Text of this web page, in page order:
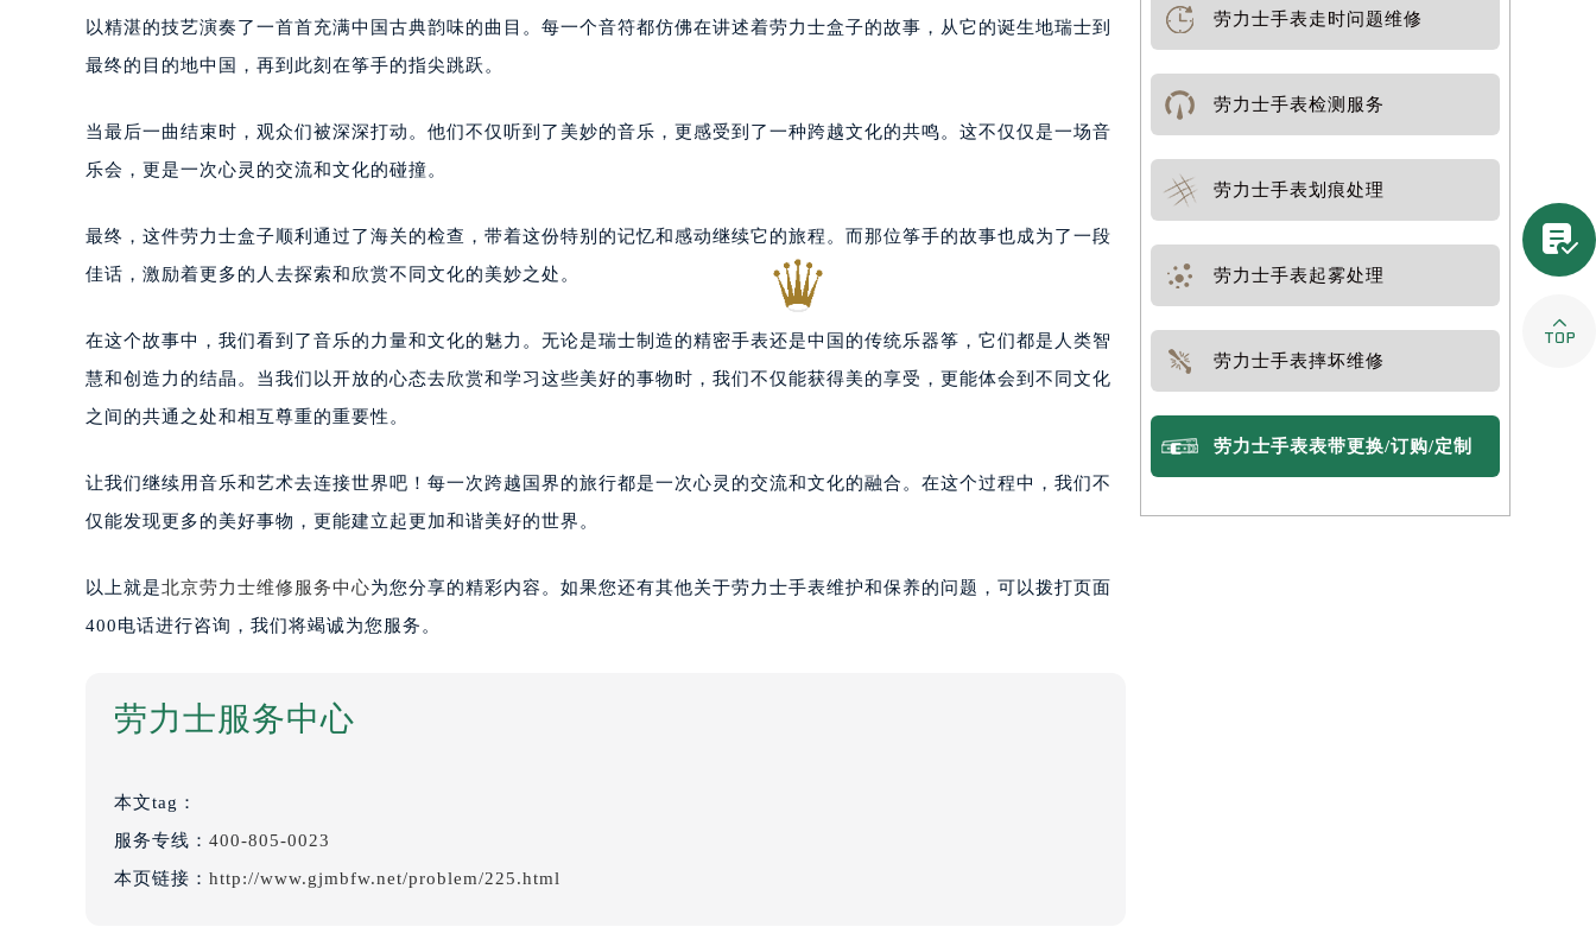
以精湛的技艺演奏了一首首充满中国古典韵味的曲目。每一个音符都仿佛在讲述着劳力士盒子的故事，从它的诞生地瑞士到
最终的目的地中国，再到此刻在筝手的指尖跳跃。
当最后一曲结束时，观众们被深深打动。他们不仅听到了美妙的音乐，更感受到了一种跨越文化的共鸣。这不仅仅是一场音
乐会，更是一次心灵的交流和文化的碰撞。
最终，这件劳力士盒子顺利通过了海关的检查，带着这份特别的记忆和感动继续它的旅程。而那位筝手的故事也成为了一段
佳话，激励着更多的人去探索和欣赏不同文化的美妙之处。
在这个故事中，我们看到了音乐的力量和文化的魅力。无论是瑞士制造的精密手表还是中国的传统乐器筝，它们都是人类智
慧和创造力的结晶。当我们以开放的心态去欣赏和学习这些美好的事物时，我们不仅能获得美的享受，更能体会到不同文化
之间的共通之处和相互尊重的重要性。
让我们继续用音乐和艺术去连接世界吧！每一次跨越国界的旅行都是一次心灵的交流和文化的融合。在这个过程中，我们不
仅能发现更多的美好事物，更能建立起更加和谐美好的世界。
以上就是北京劳力士维修服务中心为您分享的精彩内容。如果您还有其他关于劳力士手表维护和保养的问题，可以拨打页面
400电话进行咨询，我们将竭诚为您服务。
劳力士服务中心
本文tag：
服务专线： 400-805-0023
本页链接： http://www.gjmbfw.net/problem/225.html
劳力士手表走时问题维修
劳力士手表检测服务
劳力士手表划痕处理
劳力士手表起雾处理
劳力士手表摔坏维修
劳力士手表表带更换/订购/定制

